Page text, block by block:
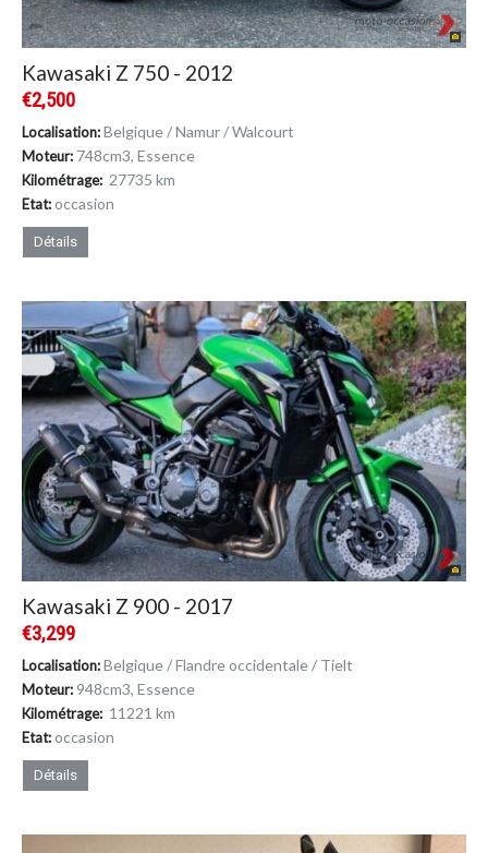
Kawasaki Z 750 - 2012
€2,500
Localisation:Belgique / Namur / Walcourt
Moteur: 748cm3, Essence
Kilométrage: 27735 km
Etat:occasion
Détails
Kawasaki Z 900 - 2017
€3,299
Localisation:Belgique / Flandre occidentale / Tielt
Moteur: 948cm3, Essence
Kilométrage: 11221 km
Etat:occasion
Détails